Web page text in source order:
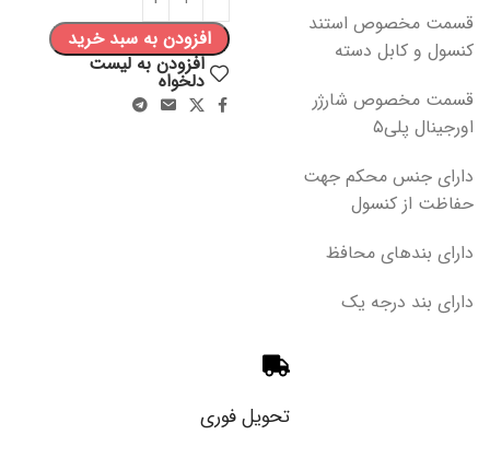
قسمت مخصوص استند
کنسول و کابل دسته
قسمت مخصوص شارژر
اورجینال پلی۵
دارای جنس محکم جهت
حفاظت از کنسول
دارای بندهای محافظ
دارای بند درجه یک
افزودن به سبد خرید
افزودن به لیست
دلخواه
تحویل فوری